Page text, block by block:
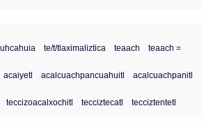
te/t/tlaximaliztica teaach
teaach =
acaiyetl acalcuachpancuahuitl
acalcuachpanitl
teccizoacalxochitl tecciztecatl
tecciztentetl